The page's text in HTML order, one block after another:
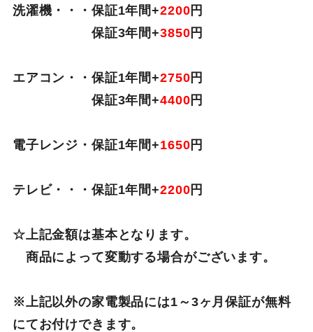
洗濯機・・・保証1年間+2200 円
保証3年間+3850 円
エアコン・・保証1年間+2750 円
保証3年間+4400 円
電子レンジ・保証1年間+1650 円
テレビ・・・保証1年間+2200 円
☆上記金額は基本となります。
商品によって変動する場合がございます。
※上記以外の家電製品には1～3ヶ月保証が無料
にてお付けできます。